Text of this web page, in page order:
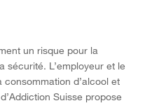
un risque pour la
sécurité. L’employeur et le
d’alcool et
Suisse propose